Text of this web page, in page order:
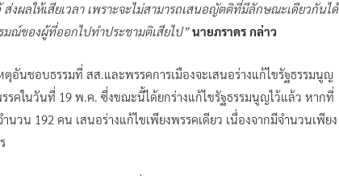
ส่งผลให้เสียเวลา เพราะจะไม่สามารถเสนอญัตติที่มีลักษณะเดียวกันได้
มณ์ของผู้ที่ออกไปทำประชามติเสียไป” นายภราดร กล่าว
อันชอบธรรมที่ สส.และพรรคการเมืองจะเสนอร่างแก้ไขรัฐธรรมนูญ
รคในวันที่ 19 พ.ค. ซึ่งขณะนี้ได้ยกร่างแก้ไขรัฐธรรมนูญไว้แล้ว หากที่
วน 192 คน เสนอร่างแก้ไขเพียงพรรคเดียว เนื่องจากมีจำนวนเพียง